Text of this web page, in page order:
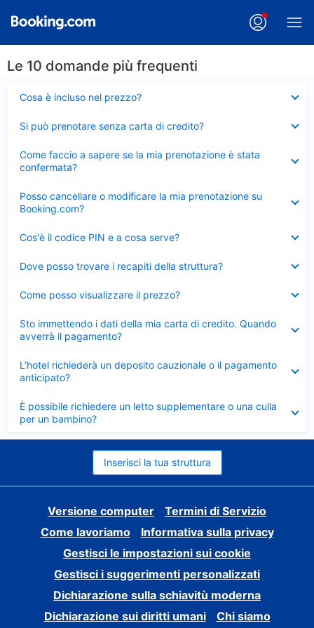
Le 10 domande più frequenti
Cosa è incluso nel prezzo?
chiuso
Si può prenotare senza carta di credito?
chiuso
Come faccio a sapere se la mia prenotazione è stata
confermata?
chiuso
Posso cancellare o modificare la mia prenotazione su
Booking.com?
chiuso
Cos'è il codice PIN e a cosa serve?
chiuso
Dove posso trovare i recapiti della struttura?
chiuso
Come posso visualizzare il prezzo?
chiuso
Sto immettendo i dati della mia carta di credito. Quando
avverrà il pagamento?
chiuso
L’hotel richiederà un deposito cauzionale o il pagamento
anticipato?
chiuso
È possibile richiedere un letto supplementare o una culla
per un bambino?
Elemento
chiuso
Inserisci la tua struttura
Versione computer
Termini di Servizio
Come lavoriamo
Informativa sulla privacy
Gestisci le impostazioni sui cookie
Gestisci i suggerimenti personalizzati
Dichiarazione sulla schiavitù moderna
Dichiarazione sui diritti umani
Chi siamo